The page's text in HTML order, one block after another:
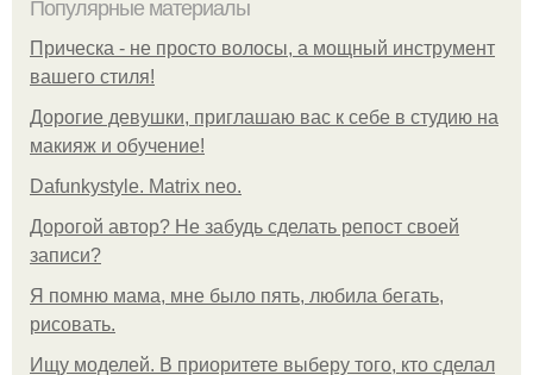
Популярные материалы
Прическа - не просто волосы, а мощный инструмент
вашего стиля!
Дорогие девушки, приглашаю вас к себе в студию на
макияж и обучение!
Dafunkystyle. Matrix neo.
Дорогой автор? Не забудь сделать репост своей
записи?
Я помню мама, мне было пять, любила бегать,
рисовать.
Ищу моделей. В приоритете выберу того, кто сделал